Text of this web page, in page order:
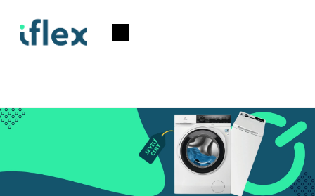
obsah
Nákupný
V
t